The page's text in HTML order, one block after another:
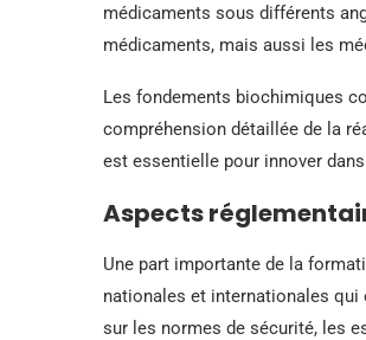
médicaments sous différents
médicaments, mais aussi les
Les fondements biochimiques
compréhension détaillée de la
est essentielle pour innover
Aspects
Une part importante de la
nationales et internationales
sur les normes de sécurité, les